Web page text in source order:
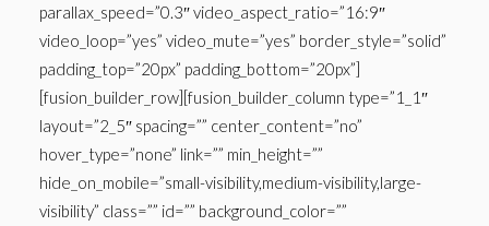
parallax_speed=”0.3″ video_aspect_ratio=”16:9″
video_loop=”yes” video_mute=”yes” border_style=”solid”
padding_top=”20px” padding_bottom=”20px”]
[fusion_builder_row][fusion_builder_column type=”1_1″
layout=”2_5″ spacing=”” center_content=”no”
hover_type=”none” link=”” min_height=””
hide_on_mobile=”small-visibility,medium-visibility,large-
visibility” class=”” id=”” background_color=””